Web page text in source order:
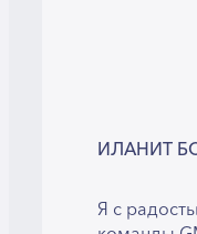
ИЛАНИТ
Я с